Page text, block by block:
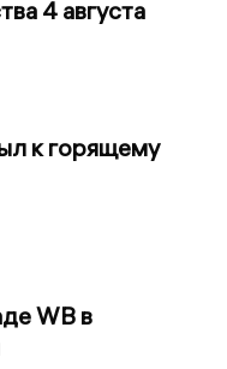
4 августа
к горящему
WB в